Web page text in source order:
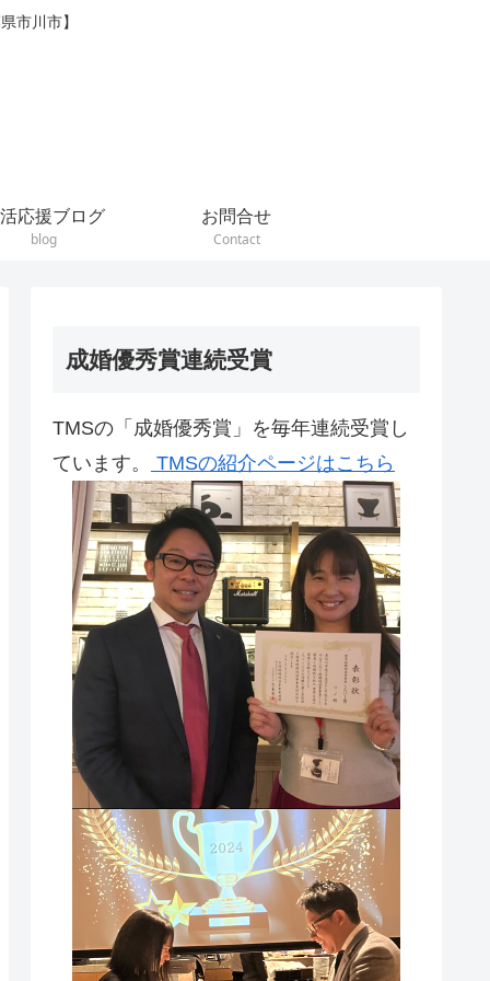
市川市】
応援ブログ
blog
お問合せ
Contact
成婚優秀賞連続受賞
TMSの「成婚優秀賞」を毎年連続受賞し
ています。
TMSの紹介ページはこちら